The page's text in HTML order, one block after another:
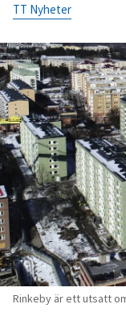
TT Nyheter
Rinkeby är ett utsatt